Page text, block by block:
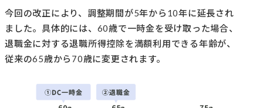
今回の改正により、調整期間が5年から10年に延長され
ました。具体的には、60歳で一時金を受け取った場合、
退職金に対する退職所得控除を満額利用できる年齢が、
従来の65歳から70歳に変更されます。